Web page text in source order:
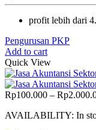
profit lebih dari
Pengurusan PKP
Add to cart
Quick View
Rp100.000 – Rp
AVAILABILITY: In